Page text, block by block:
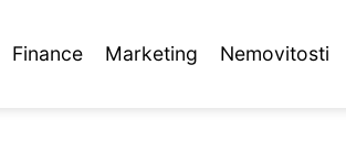
Finance Marketing Nemovitosti